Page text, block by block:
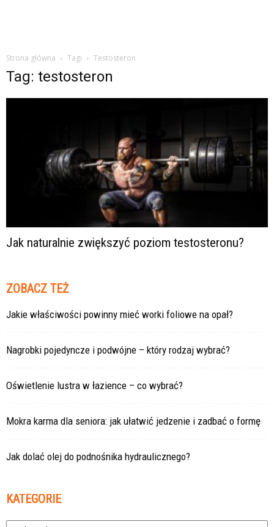
Strona główna Tagi Testosteron
Tag: testosteron
Jak naturalnie zwiększyć poziom testosteronu?
ZOBACZ TEŻ
Jakie właściwości powinny mieć worki foliowe na opał?
Nagrobki pojedyncze i podwójne – który rodzaj wybrać?
Oświetlenie lustra w łazience – co wybrać?
Mokra karma dla seniora: jak ułatwić jedzenie i zadbać o formę
Jak dolać olej do podnośnika hydraulicznego?
KATEGORIE
Kategorie